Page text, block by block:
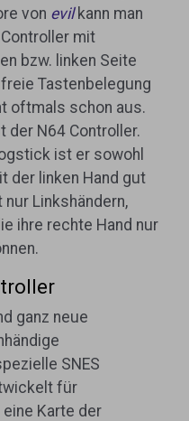
von evilkann man
mit
bzw. linken Seite
Tastenbelegung
oftmals schon aus.
der N64 Controller.
ist er sowohl
der linken Hand gut
Linkshändern,
ihre rechte Hand nur
ganz neue
SNES
für
eine Karte der